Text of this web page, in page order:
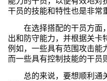
干员的技能和特性也是非常
在选择搭配的干员方面
出和防守能力，并根据关卡
例如，一些具有范围攻击能
而一些具有控制技能的干员
总的来说，要想顺利通